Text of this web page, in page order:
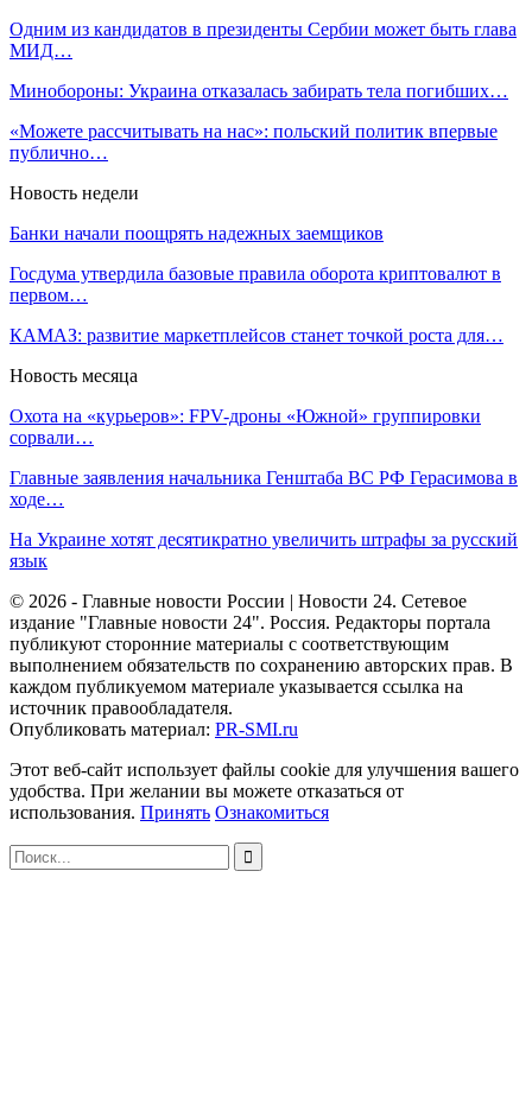
Одним из кандидатов в президенты Сербии может быть глава
МИД…
Минобороны: Украина отказалась забирать тела погибших…
«Можете рассчитывать на нас»: польский политик впервые
публично…
Новость недели
Банки начали поощрять надежных заемщиков
Госдума утвердила базовые правила оборота криптовалют в
первом…
КАМАЗ: развитие маркетплейсов станет точкой роста для…
Новость месяца
Охота на «курьеров»: FPV-дроны «Южной» группировки
сорвали…
Главные заявления начальника Генштаба ВС РФ Герасимова в
ходе…
На Украине хотят десятикратно увеличить штрафы за русский
язык
© 2026 - Главные новости России | Новости 24. Сетевое
издание "Главные новости 24". Россия. Редакторы портала
публикуют сторонние материалы с соответствующим
выполнением обязательств по сохранению авторских прав. В
каждом публикуемом материале указывается ссылка на
источник правообладателя.
Опубликовать материал: PR-SMI.ru
Этот веб-сайт использует файлы cookie для улучшения вашего
удобства. При желании вы можете отказаться от
использования. Принять Ознакомиться